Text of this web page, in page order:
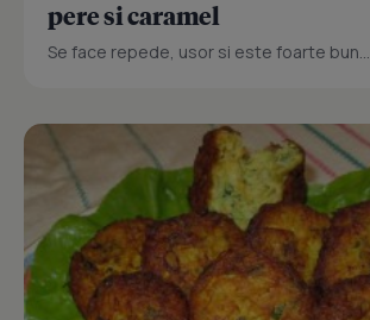
pere si caramel
Se face repede, usor si este foarte bun...